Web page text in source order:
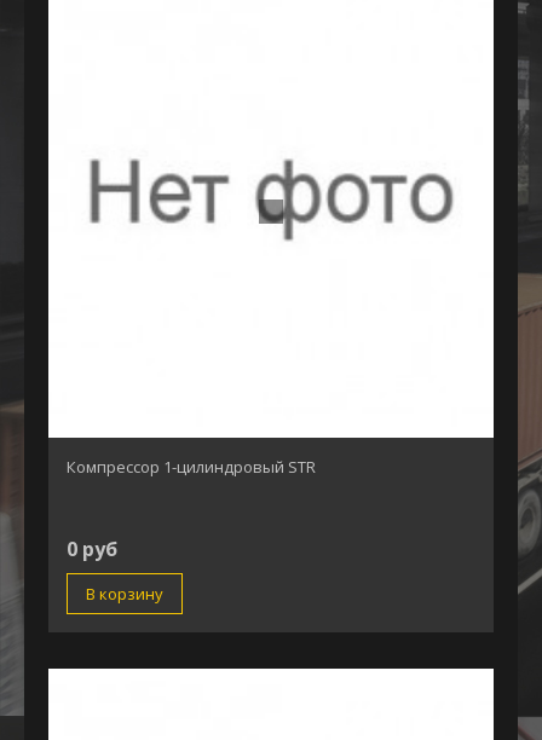
Компрессор 1-цилиндровый STR
0 руб
В корзину